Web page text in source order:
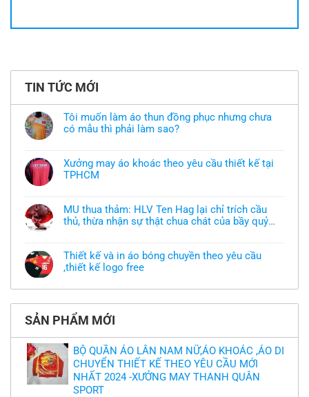
TIN TỨC MỚI
Tôi muốn làm áo thun đồng phục nhưng chưa
có mẫu thì phải làm sao?
bình
luận
ở
áo
thun
đồng
mẫu
thì
làm
Xưởng may áo khoác theo yêu cầu thiết kế tại
TPHCM
bình
luận
ở
Xưởng
khoác
theo
yêu
tại
TPHCM
MU thua thảm: HLV Ten Hag lại chỉ trích cầu
thủ, thừa nhận sự thật chua chát của bầy quỷ
bình
luận
ở
MU
thảm:
Hag
lại
cầu
thủ,
thừa
nhận
thật
Thiết kế và in áo bóng chuyền theo yêu cầu
,thiết kế logo free
có
luận
Thiết
và
in
áo
bóng
chuyền
theo
yêu
SẢN PHẨM MỚI
BỘ QUẦN ÁO LÂN NAM NỮ,ÁO KHOÁC ,ÁO DI
CHUYỂN THIẾT KẾ THEO YÊU CẦU MỚI
NHẤT 2024 -XƯỞNG MAY THANH QUÂN
SPORT